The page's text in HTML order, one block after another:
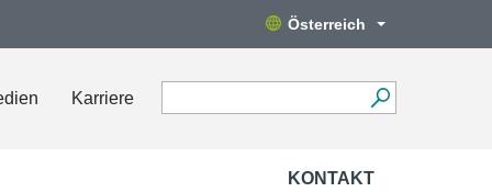
Österreich
Karriere
KONTAKT